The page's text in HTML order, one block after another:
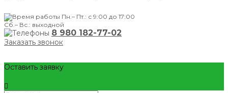
Пн.– Пт.: с 9:00 до 17:00
Сб.– Вс.: выходной
8 980 182-77-02
Заказать звонок
Оставить заявку